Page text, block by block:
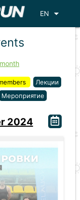
EN arrow_drop_down
Лекции
Мероприятие
2024